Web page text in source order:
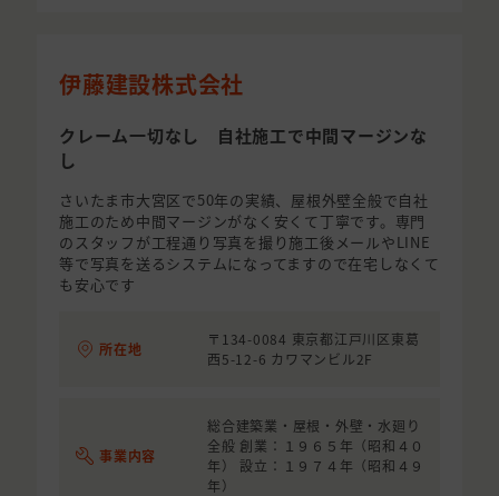
伊藤建設株式会社
クレーム一切なし 自社施工で中間マージンな
し
さいたま市大宮区で50年の実績、屋根外壁全般で自社
施工のため中間マージンがなく安くて丁寧です。専門
のスタッフが工程通り写真を撮り施工後メールやLINE
等で写真を送るシステムになってますので在宅しなくて
も安心です
所在地
〒134-0084 東京都江戸川区東葛
西5-12-6 カワマンビル2F
事業内容
総合建築業・屋根・外壁・水廻り
全般 創業：１９６５年（昭和４０
年） 設立：１９７４年（昭和４９
年）